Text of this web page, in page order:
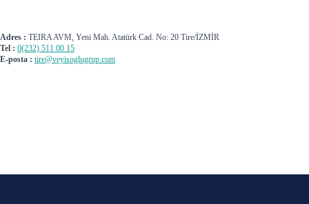
Adres : TEIRA AVM, Yeni Mah. Atatürk Cad. No: 20 Tire/İZMİR
Tel : 0(232) 511 00 15
E-posta : tire@veyisoglugrup.com